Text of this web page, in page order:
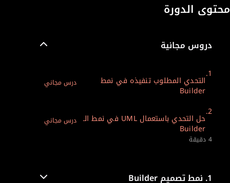
محتوى الدورة
دروس مجانية
1.
التحدي المطلوب تنفيذه في نمط
Builder
درس مجاني
2.
حل التحدي باستعمال UML في نمط الـ
Builder
درس مجاني
4 دقيقة
1. نمط تصميم Builder